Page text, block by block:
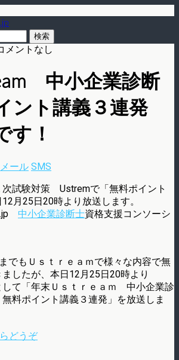
メントなし
中小企業診断
ント講義３連発
す！
メール SMS
試験対策 Ustremで「無料ポイント
月25日20時より放送します。
中小企業診断士資格支援コンソーシ
でもＵｓｔｒｅａｍで様々な内容で無
したが、本日12月25日20時より
して「年末Ｕｓｔｒｅａｍ 中小企業診
料ポイント講義３連発」を放送しま
どうぞ